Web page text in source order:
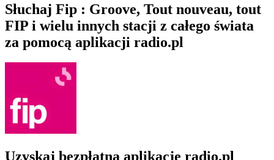
Słuchaj Fip : Groove, Tout nouveau, tout
FIP i wielu innych stacji z całego świata
za pomocą aplikacji radio.pl
Uzyskaj bezpłatną aplikację radio.pl